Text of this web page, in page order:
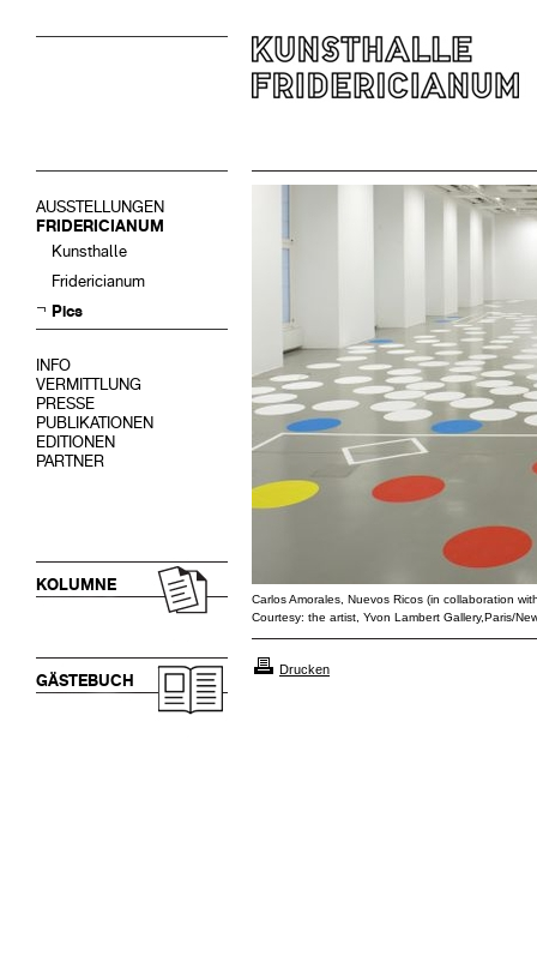
AUSSTELLUNGEN
FRIDERICIANUM
Kunsthalle
Fridericianum
Pics
INFO
VERMITTLUNG
PRESSE
PUBLIKATIONEN
EDITIONEN
PARTNER
KOLUMNE
GÄSTEBUCH
Carlos Amorales, Nuevos Ricos (in collaboration
Courtesy: the artist, Yvon Lambert Gallery,Paris/
Drucken